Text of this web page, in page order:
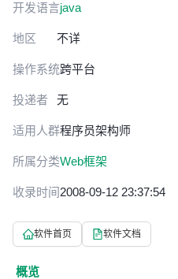
开发语言java
地区 不详
操作系统跨平台
投递者 无
适用人群程序员架构师
所属分类Web框架
收录时间2008-09-12 23:37:54
软件首页 软件文档
概览